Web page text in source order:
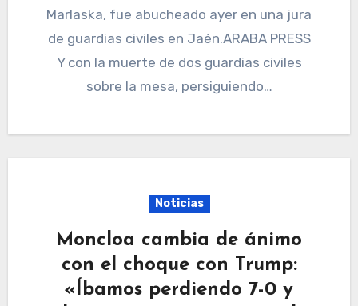
Marlaska, fue abucheado ayer en una jura
de guardias civiles en Jaén.ARABA PRESS
Y con la muerte de dos guardias civiles
sobre la mesa, persiguiendo…
Noticias
Moncloa cambia de ánimo
con el choque con Trump:
«Íbamos perdiendo 7-0 y